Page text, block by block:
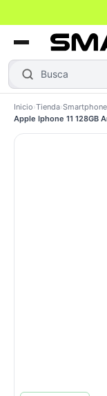
Busca
Gamer
MacBook Air
Mini PC
Inicio›Tienda›
Apple Iphone 11 128GB